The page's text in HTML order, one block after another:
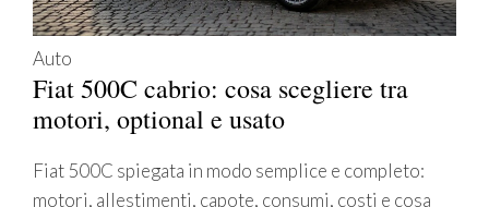
Auto
Fiat 500C cabrio: cosa scegliere tra
motori, optional e usato
Fiat 500C spiegata in modo semplice e completo:
motori, allestimenti, capote, consumi, costi e cosa